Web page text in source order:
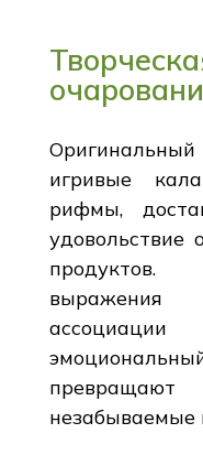
игривые
рифмы,
удовольствие
выражения
незабываемые